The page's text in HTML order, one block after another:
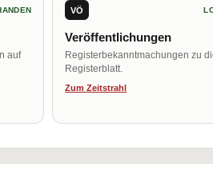
auf
VÖ
Veröffentlichungen
Registerbekanntmachungen zu
Registerblatt.
Zum Zeitstrahl